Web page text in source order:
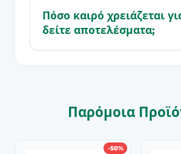
Πόσο καιρό χρειάζεται
δείτε αποτελέσματα;
Παρόμοια
-50%